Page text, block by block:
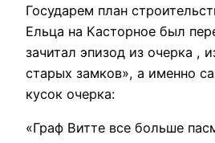
Государем план
Ельца на Касторное был
зачитал эпизод из очерка ,
старых замков», а именно
кусок очерка:
«Граф Витте все больше